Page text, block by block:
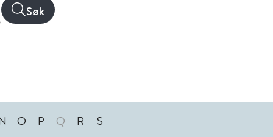
Søk
O P Q R S